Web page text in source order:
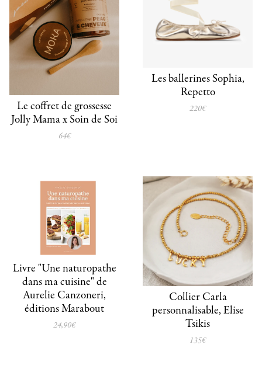
Le coffret de grossesse
Jolly Mama x Soin de Soi
64€
Les ballerines Sophia,
Repetto
220€
Livre "Une naturopathe
dans ma cuisine" de
Aurelie Canzoneri,
éditions Marabout
24,90€
Collier Carla
personnalisable, Elise
Tsikis
135€